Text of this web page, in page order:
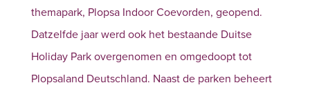
themapark, Plopsa Indoor Coevorden, geopend.
Datzelfde jaar werd ook het bestaande Duitse
Holiday Park overgenomen en omgedoopt tot
Plopsaland Deutschland. Naast de parken beheert